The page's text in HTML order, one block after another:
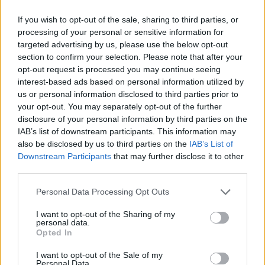
If you wish to opt-out of the sale, sharing to third parties, or
processing of your personal or sensitive information for
targeted advertising by us, please use the below opt-out
section to confirm your selection. Please note that after your
opt-out request is processed you may continue seeing
interest-based ads based on personal information utilized by
us or personal information disclosed to third parties prior to
your opt-out. You may separately opt-out of the further
disclosure of your personal information by third parties on the
IAB’s list of downstream participants. This information may
also be disclosed by us to third parties on the IAB’s List of
Downstream Participants that may further disclose it to other
Personal Data Processing Opt Outs
I want to opt-out of the Sharing of my
personal data.
Opted In
I want to opt-out of the Sale of my
Personal Data.
Přihlásit se a odpovědět 1
panHousenka |Předmět:RE: ... 05.08.26 08:39:11
#1793
Reakce na příspěvek#1792
Policajt chytí zlatou rybku a ta mu slibuje, že mu splní
tři přání.
"Občanský, technický a řidičský průkaz."
Přihlásit se a odpovědět 3 #1792